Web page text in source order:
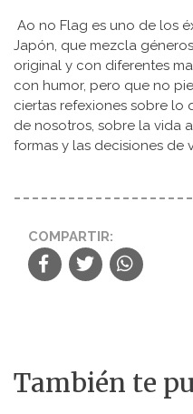
Ao no Flag es uno de los
Japón, que mezcla
original y con diferentes
con humor, pero que no
ciertas refexiones sobre lo
de nosotros, sobre la vida
formas y las decisiones de
COMPARTIR:
También te